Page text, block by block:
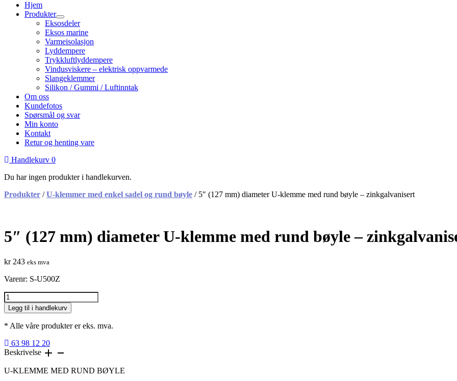
Hjem
Produkter
Eksosdeler
Eksos marine
Varmeisolasjon
Lyddempere
Trykkluftlyddempere
Vindusviskere – elektrisk oppvarmede
Slangeklemmer
Silikon / Gummi / Luftinntak
Om oss
Kundefotos
Spørsmål og svar
Min konto
Kontakt
Retur og henting vare
Handlekurv 0
Du har ingen produkter i handlekurven.
Produkter /U-klemmer med enkel sadel og rund bøyle / 5″ (127 mm) diameter U-klemme med rund bøyle – zinkgalvanisert
5″ (127 mm) diameter U-klemme med rund bøyle –
kr243 eks mva
Varenr: S-U500Z
5"
(127
mm)
diameter
klemme
med
bøyle
Legg til i handlekurv
* Alle våre produkter er eks. mva.
63 98 12 20
Beskrivelse
U-KLEMME MED RUND BØYLE